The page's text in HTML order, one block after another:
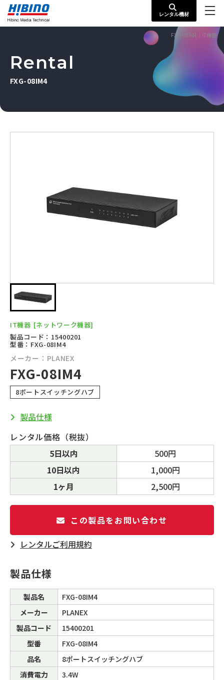
レンタル機材
FXG-08IM4｜IT機器
Rental
FXG-08IM4
IT機器 [ネットワーク機器]
製品コード：15400201
型番：FXG-08IM4
メーカー：PLANEX
FXG-08IM4
8ポートスイッチングハブ
製品仕様
レンタル価格（税抜）
5日以内
500円
10日以内
1,000円
1ヶ月
2,500円
この製品をお問い合わせ
レンタルご利⽤規約
製品仕様
製品名
FXG-08IM4
メーカー
PLANEX
製品コード
15400201
型番
FXG-08IM4
品名
8ポートスイッチングハブ
消費電力
3.4W